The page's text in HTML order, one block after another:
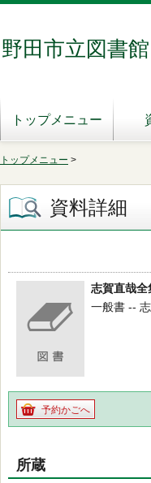
野田市立図書館
トップメニュー
トップメニュー >
資料詳細
志賀直哉全
一般書 --
予約かごへ
所蔵